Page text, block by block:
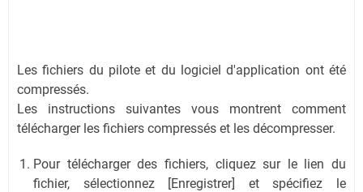
Les fichiers du pilote et du logiciel d'application ont été
compressés.
Les instructions suivantes vous montrent comment
télécharger les fichiers compressés et les décompresser.
Pour télécharger des fichiers, cliquez sur le lien du
fichier, sélectionnez [Enregistrer] et spécifiez le